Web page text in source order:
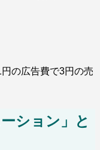
の広告費で3円の売
ション」と